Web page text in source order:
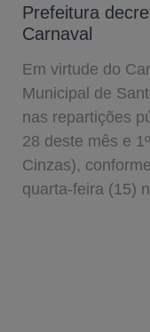
Prefeitura
Carnaval
Em virtude do
Municipal de
nas repartições
28 deste mês e
Cinzas),
quarta-feira (15)